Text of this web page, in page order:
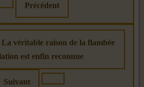
Précédent
véritable raison de la flambée
est enfin reconnue
Suivant